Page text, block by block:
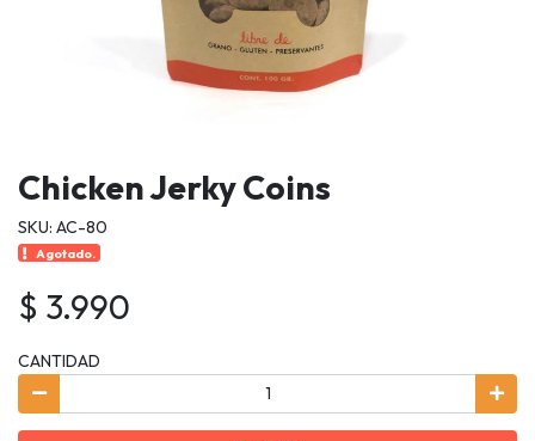
Chicken Jerky Coins
SKU: AC-80
Agotado.
$ 3.990
CANTIDAD